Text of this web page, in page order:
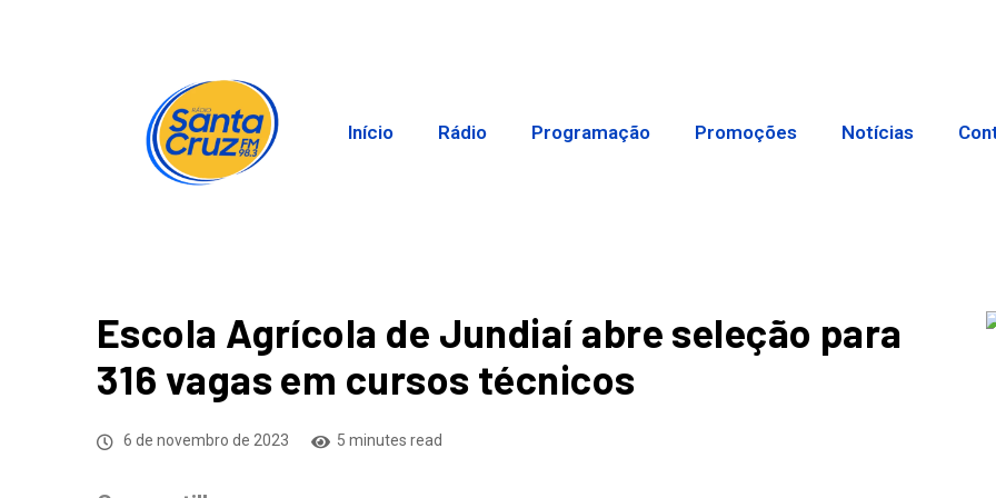
Início Rádio Programação Promoções Notícias
Escola Agrícola de Jundiaí abre seleção para
316 vagas em cursos técnicos
6 de novembro de 2023 5 minutes read